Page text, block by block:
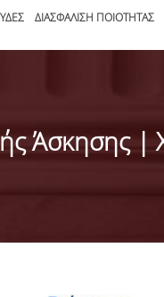
ΔΙΑΣΦΑΛΙΣΗ ΠΟΙΟΤΗΤΑΣ
Άσκησης |